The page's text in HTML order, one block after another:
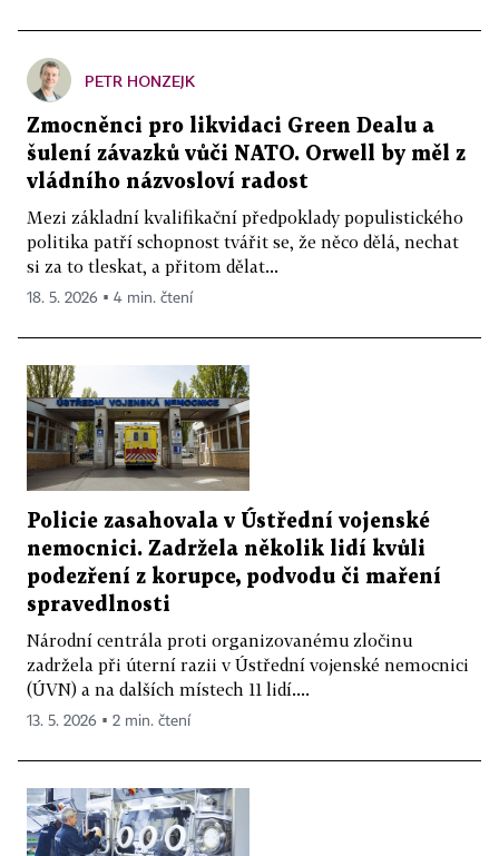
PETR HONZEJK
Zmocněnci pro likvidaci Green Dealu a
šulení závazků vůči NATO. Orwell by měl z
vládního názvosloví radost
Mezi základní kvalifikační předpoklady populistického
politika patří schopnost tvářit se, že něco dělá, nechat
si za to tleskat, a přitom dělat...
18. 5. 2026 ▪ 4 min. čtení
Policie zasahovala v Ústřední vojenské
nemocnici. Zadržela několik lidí kvůli
podezření z korupce, podvodu či maření
spravedlnosti
Národní centrála proti organizovanému zločinu
zadržela při úterní razii v Ústřední vojenské nemocnici
(ÚVN) a na dalších místech 11 lidí....
13. 5. 2026 ▪ 2 min. čtení